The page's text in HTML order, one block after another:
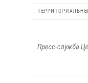
Пресс-служба